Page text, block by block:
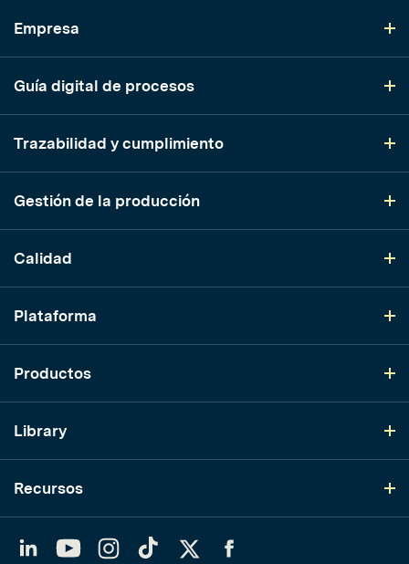
Empresa
Guía digital de procesos
Trazabilidad y cumplimiento
Gestión de la producción
Calidad
Plataforma
Productos
Library
Recursos
YouTubeInstagram
TikTok